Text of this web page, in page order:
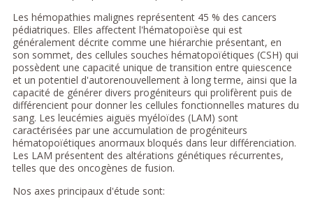
Les hémopathies malignes représentent 45 % des cancers
pédiatriques. Elles affectent l'hématopoïèse qui est
généralement décrite comme une hiérarchie présentant, en
son sommet, des cellules souches hématopoïétiques (CSH) qui
possèdent une capacité unique de transition entre quiescence
et un potentiel d'autorenouvellement à long terme, ainsi que la
capacité de générer divers progéniteurs qui prolifèrent puis de
différencient pour donner les cellules fonctionnelles matures du
sang. Les leucémies aiguës myéloïdes (LAM) sont
caractérisées par une accumulation de progéniteurs
hématopoïétiques anormaux bloqués dans leur différenciation.
Les LAM présentent des altérations génétiques récurrentes,
telles que des oncogènes de fusion.
Nos axes principaux d'étude sont: